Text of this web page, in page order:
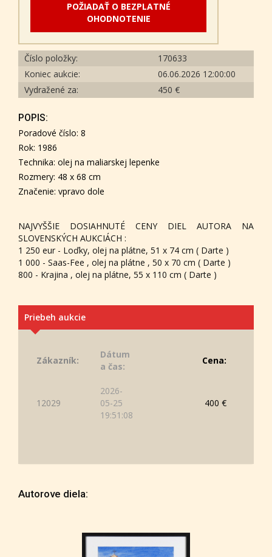
POŽIADAŤ O BEZPLATNÉ
OHODNOTENIE
Číslo položky:
170633
Koniec aukcie:
06.06.2026 12:00:00
Vydražené za:
450 €
POPIS:
Poradové číslo: 8
Rok: 1986
Technika: olej na maliarskej lepenke
Rozmery: 48 x 68 cm
Značenie: vpravo dole
NAJVYŠŠIE DOSIAHNUTÉ CENY DIEL AUTORA NA
SLOVENSKÝCH AUKCIÁCH :
1 250 eur - Loďky, olej na plátne, 51 x 74 cm ( Darte )
1 000 - Saas-Fee , olej na plátne , 50 x 70 cm ( Darte )
800 - Krajina , olej na plátne, 55 x 110 cm ( Darte )
Priebeh aukcie
Zákazník:
Dátum
a čas:
Cena:
12029
2026-
05-25
19:51:08
400 €
Autorove diela: